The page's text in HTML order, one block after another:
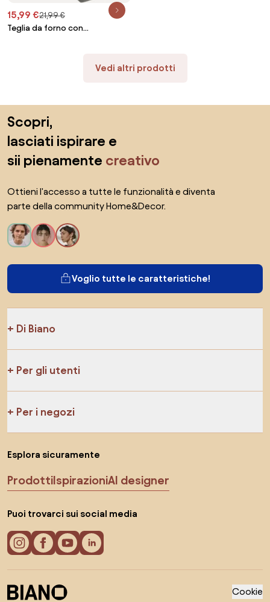
15,99 €21,99 €
Teglia da forno con
Vedi altri prodotti
Scopri,
lasciati ispirare e
sii pienamente creativo
Ottieni l'accesso a tutte le funzionalità e diventa
parte della community Home&Decor.
Voglio tutte le caratteristiche!
Di Biano
Per gli utenti
Per i negozi
Esplora sicuramente
ProdottiIspirazioniAI designer
Puoi trovarci sui social media
Cookie